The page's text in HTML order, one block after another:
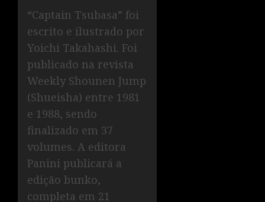
“Captain Tsubasa” foi
escrito e ilustrado por
Yoichi Takahashi. Foi
publicado na revista
Weekly Shounen Jump
(Shueisha) entre 1981
e 1988, sendo
finalizado em 37
volumes. A editora
Panini publicará a
edição bunko,
completa em 21